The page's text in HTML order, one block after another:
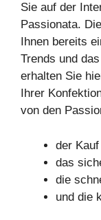
Sie auf der
Passionata.
Ihnen bereits
Trends und
erhalten Sie
Ihrer
von den
der
das
die
und die